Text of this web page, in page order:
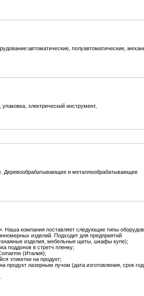
полуавтоматические,
электрический инструмент,
Деревообрабатывающее и металлообрабатывающее
компания поставляет следующие типы
изделий. Подходит для предприятий
изделия, мебельные щиты, шкафы купе);
поддонов в стретч пленку;
(Италия);
этикетки на продукт;
лазерным лучом (дата изготовления, срок